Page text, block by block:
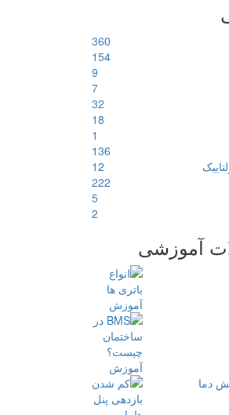
360
154
9
7
32
18
1
136
12
222
5
2
آموزشی
دما